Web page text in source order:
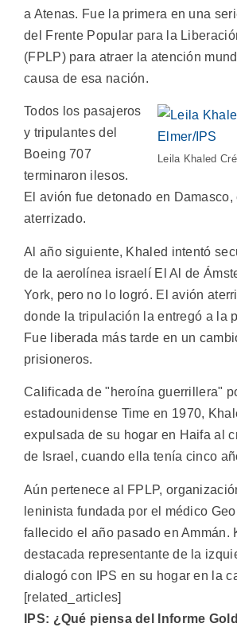
a Atenas. Fue la primera en una
del Frente Popular para la
(FPLP) para atraer la atención
causa de esa nación.
Leila Khaled
Todos los pasajeros
y tripulantes del
Boeing 707
terminaron ilesos.
El avión fue detonado en Damasco,
aterrizado.
Al año siguiente, Khaled intentó
de la aerolínea israelí El Al de
York, pero no lo logró. El avión
donde la tripulación la entregó a la
Fue liberada más tarde en un
prisioneros.
Calificada de "heroína guerrillera"
estadounidense Time en 1970,
expulsada de su hogar en Haifa al
de Israel, cuando ella tenía cinco
Aún pertenece al FPLP,
leninista fundada por el médico
fallecido el año pasado en Ammán.
destacada representante de la
dialogó con IPS en su hogar en la
[related_articles]
IPS: ¿Qué piensa del Informe